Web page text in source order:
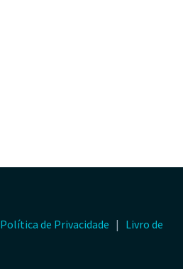
Política de Privacidade | Livro de